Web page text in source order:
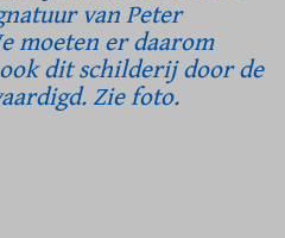
van Peter
moeten er daarom
dit schilderij door de
Zie foto.